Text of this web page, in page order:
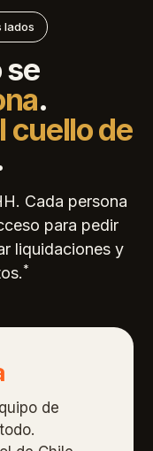
lados
se
.
cuello de
Cada persona
para pedir
liquidaciones y
*
de